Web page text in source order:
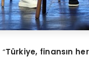
“Türkiye, finansın